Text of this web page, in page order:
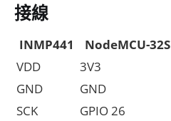
接線
INMP441 NodeMCU-32S
VDD
3V3
GND
GND
SCK
GPIO 26